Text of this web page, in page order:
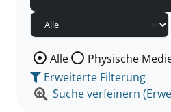
Wählen Sie die Medienart
Alle Physische
Erweiterte Filterung
Suche verfeinern